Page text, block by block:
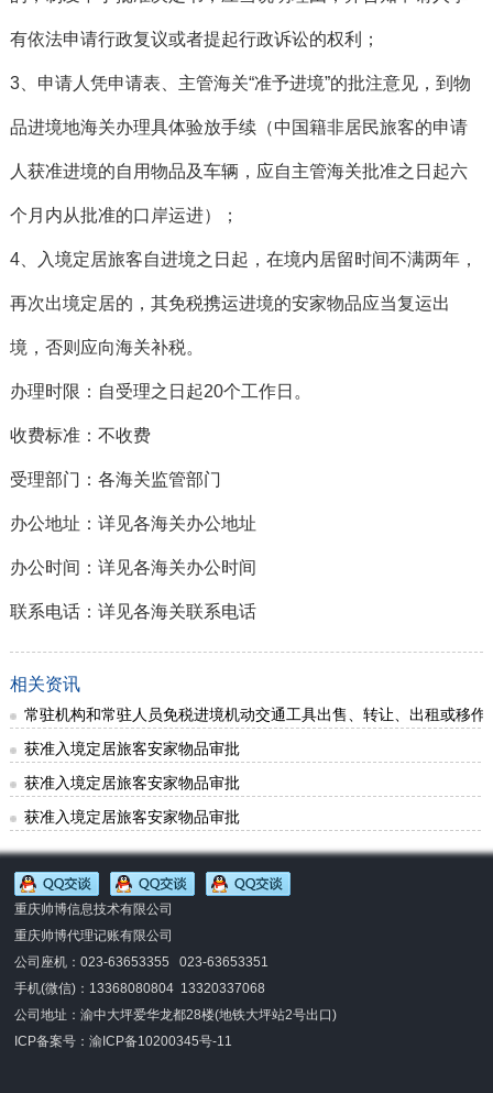
有依法申请行政复议或者提起行政诉讼的权利；
3、申请人凭申请表、主管海关“准予进境”的批注意见，到物
品进境地海关办理具体验放手续（中国籍非居民旅客的申请
人获准进境的自用物品及车辆，应自主管海关批准之日起六
个月内从批准的口岸运进）；
4、入境定居旅客自进境之日起，在境内居留时间不满两年，
再次出境定居的，其免税携运进境的安家物品应当复运出
境，否则应向海关补税。
办理时限：自受理之日起20个工作日。
收费标准：不收费
受理部门：各海关监管部门
办公地址：详见各海关办公地址
办公时间：详见各海关办公时间
联系电话：详见各海关联系电话
相关资讯
常驻机构和常驻人员免税进境机动交通工具出售、转让、出租或移作
获准入境定居旅客安家物品审批
获准入境定居旅客安家物品审批
获准入境定居旅客安家物品审批
重庆帅博信息技术有限公司
重庆帅博代理记账有限公司
公司座机：023-63653355 023-63653351
手机(微信)： 13368080804 13320337068
公司地址：渝中大坪爱华龙都28楼(地铁大坪站2号出口)
ICP备案号：渝ICP备10200345号-11